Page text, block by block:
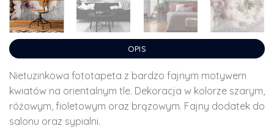
OPIS
Nietuzinkowa fototapeta z bardzo fajnym motywem
kwiatów na orientalnym tle. Dekoracja w kolorze szarym,
różowym, fioletowym oraz brązowym. Fajny dodatek do
salonu oraz sypialni.